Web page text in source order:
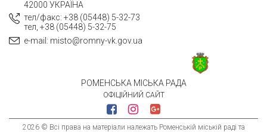
РОМЕНСЬКА МІСЬКА РАДА
ОФІЦІЙНИЙ САЙТ
2026 © Всі права на матеріали належать Роменській міській раді та
42000 УКРАЇНА
тел/факс: +38 (05448) 5-32-73
тел, +38 (05448) 5-32-75
e-mail: misto@romny-vk.gov.ua